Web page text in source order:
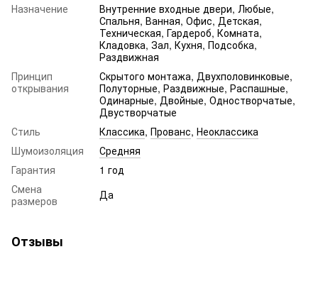
Назначение
Внутренние входные двери, Любые,
Спальня, Ванная, Офис, Детская,
Техническая, Гардероб, Комната,
Кладовка, Зал, Кухня, Подсобка,
Раздвижная
Принцип
открывания
Скрытого монтажа, Двухполовинковые,
Полуторные, Раздвижные, Распашные,
Одинарные, Двойные, Одностворчатые,
Двустворчатые
Стиль
Классика, Прованс, Неоклассика
Шумоизоляция
Средняя
Гарантия
1 год
Смена
размеров
Да
Отзывы